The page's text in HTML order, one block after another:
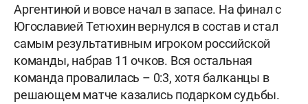
Аргентиной и вовсе начал в запасе. На финал с
Югославией Тетюхин вернулся в состав и стал
самым результативным игроком российской
команды, набрав 11 очков. Вся остальная
команда провалилась – 0:3, хотя балканцы в
решающем матче казались подарком судьбы.